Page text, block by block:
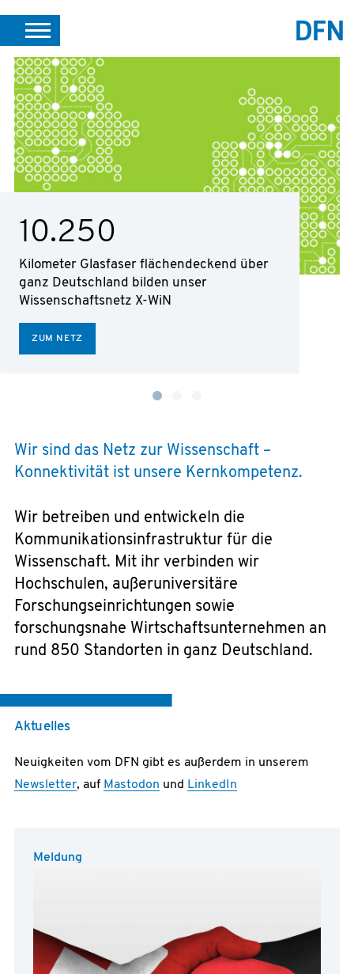
DE EN
SUCHE PORTALE
VEREIN INTERN
364
Mitglieder aus ganz Deutschland
engagieren sich im DFN-Verein
Wir sind das Netz zur Wissenschaft –
Konnektivität ist unsere Kernkompetenz.
Wir betreiben und entwickeln die
Kommunikationsinfrastruktur für die
Wissenschaft. Mit ihr verbinden wir
Hochschulen, außeruniversitäre
Forschungseinrichtungen sowie
forschungsnahe Wirtschaftsunternehmen an
rund 850 Standorten in ganz Deutschland.
Aktuelles
Neuigkeiten vom DFN gibt es außerdem in unserem
Newsletter, auf Mastodon und LinkedIn
Meldung